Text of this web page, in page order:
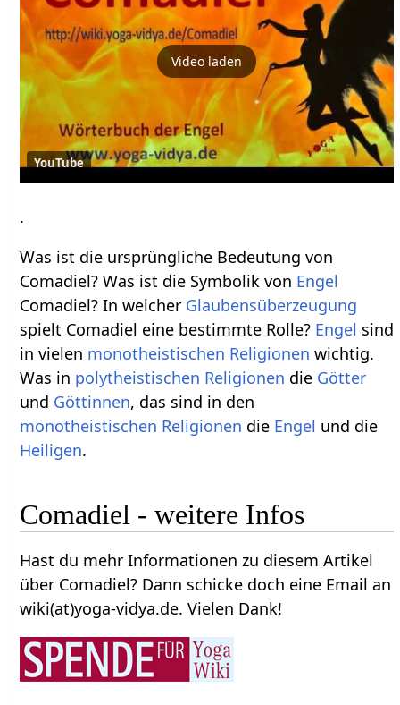
Video laden
YouTube
.
Was ist die ursprüngliche Bedeutung von
Comadiel? Was ist die Symbolik von Engel
Comadiel? In welcher Glaubensüberzeugung
spielt Comadiel eine bestimmte Rolle? Engel sind
in vielen monotheistischen Religionen wichtig.
Was in polytheistischen Religionen die Götter
und Göttinnen, das sind in den
monotheistischen Religionen die Engel und die
Heiligen.
Comadiel - weitere Infos
Hast du mehr Informationen zu diesem Artikel
über Comadiel? Dann schicke doch eine Email an
wiki(at)yoga-vidya.de. Vielen Dank!